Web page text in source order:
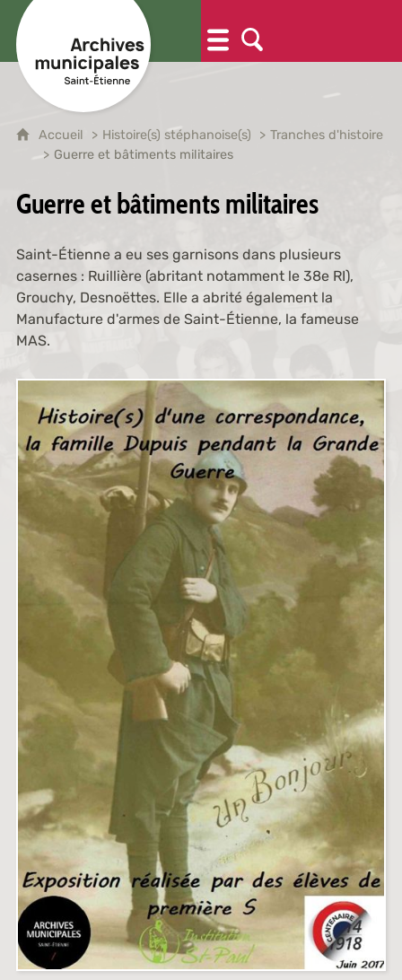
Accueil Histoire(s) stéphanoise(s)
Tranches d'histoire
Guerre et bâtiments militaires
Guerre et bâtiments militaires
Saint-Étienne a eu ses garnisons dans plusieurs
casernes : Ruillière (abritant notamment le 38e RI),
Grouchy, Desnoëttes. Elle a abrité également la
Manufacture d'armes de Saint-Étienne, la fameuse
MAS.